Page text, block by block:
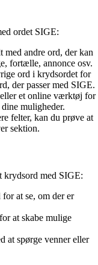
ordet SIGE:
med andre ord, der kan
fortælle, annonce osv.
ord i krydsordet for
der passer med SIGE.
et online værktøj for
muligheder.
felter, kan du prøve at
sektion.
krydsord med SIGE:
at se, om der er
at skabe mulige
at spørge venner eller